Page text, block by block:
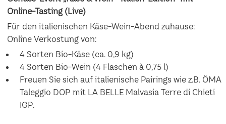
Online-Tasting (Live)
Für den italienischen Käse-Wein-Abend zuhause:
Online Verkostung von:
4 Sorten Bio-Käse (ca. 0,9 kg)
4 Sorten Bio-Wein (4 Flaschen à 0,75 l)
Freuen Sie sich auf italienische Pairings wie z.B. ÖMA
Taleggio DOP mit LA BELLE Malvasia Terre di Chieti
IGP.